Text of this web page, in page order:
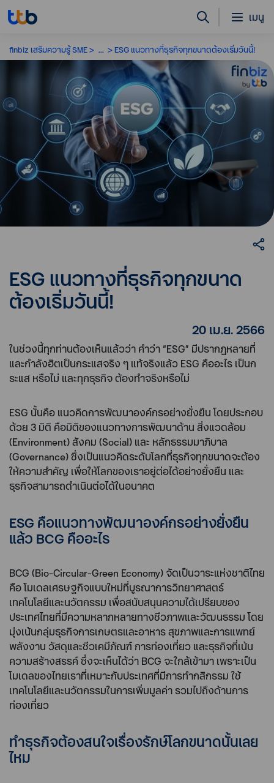
เมนู
finbiz เสริมความรู้ SME ... ESG แนวทางที่ธุรกิจทุกขนาดต้องเริ่มวันนี้!
ESG แนวทางที่ธุรกิจทุกขนาด
ต้องเริ่มวันนี้!
20 เม.ย. 2566
ในช่วงนี้ทุกท่านต้องเห็นแล้วว่า คำว่า “ESG” มีปรากฏหลายที่
และกำลังฮิตเป็นกระแสจริง ๆ แท้จริงแล้ว ESG คืออะไร เป็นก
ระแส หรือไม่ และทุกธุรกิจ ต้องทำจริงหรือไม่
ESG นั้นคือ แนวคิดการพัฒนาองค์กรอย่างยั่งยืน โดยประกอบ
ด้วย 3 มิติ คือมิติของแนวทางการพัฒนาด้าน สิ่งแวดล้อม
(Environment) สังคม (Social) และ หลักธรรมมาภิบาล
(Governance) ซึ่งเป็นแนวคิดระดับโลกที่ธุรกิจทุกขนาดจะต้อง
ให้ความสำคัญ เพื่อให้โลกของเราอยู่ต่อได้อย่างยั่งยืน และ
ธุรกิจสามารถดำเนินต่อได้ในอนาคต
ESG คือแนวทางพัฒนาองค์กรอย่างยั่งยืน
แล้ว BCG คืออะไร
BCG (Bio-Circular-Green Economy) จัดเป็นวาระแห่งชาติไทย
คือ โมเดลเศรษฐกิจแบบใหม่ที่บูรณาการวิทยาศาสตร์
เทคโนโลยีและนวัตกรรม เพื่อสนับสนุนความได้เปรียบของ
ประเทศไทยที่มีความหลากหลายทางชีวภาพและวัฒนธรรม โดย
มุ่งเน้นกลุ่มธุรกิจการเกษตรและอาหาร สุขภาพและการแพทย์
พลังงาน วัสดุและชีวเคมีภัณฑ์ การท่องเที่ยว และธุรกิจที่เน้น
ความสร้างสรรค์ ซึ่งจะเห็นได้ว่า BCG จะใกล้เข้ามา เพราะเป็น
โมเดลของไทยเราที่เหมาะกับประเทศที่มีการทำกสิกรรม ใช้
เทคโนโลยีและนวัตกรรมในการเพิ่มมูลค่า รวมไปถึงด้านการ
ท่องเที่ยว
ทำธุรกิจต้องสนใจเรื่องรักษ์โลกขนาดนั้นเลย
ไหม